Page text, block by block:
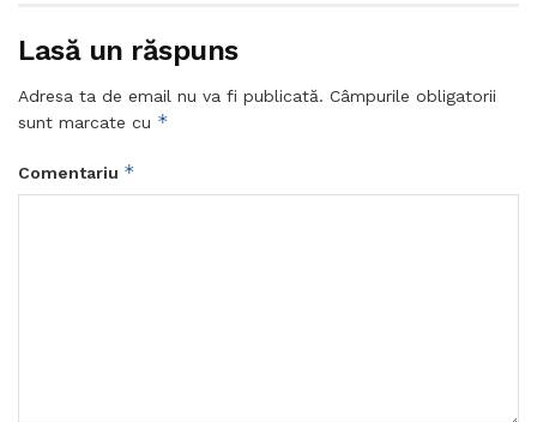
Lasă un răspuns
Adresa ta de email nu va fi publicată. Câmpurile obligatorii
sunt marcate cu *
Comentariu *